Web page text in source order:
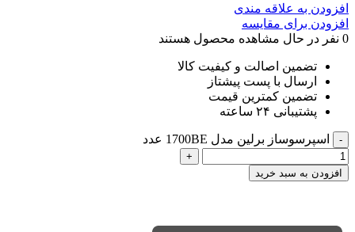
افزودن به علاقه مندی
افزودن برای مقایسه
0 نفر در حال مشاهده محصول هستند
تضمین اصالت و کیفیت کالا
ارسال با پست پیشتاز
تضمین کمترین قیمت
پشتیبانی ۲۴ ساعته
اسپرسوساز برلین مدل 1700BE عدد
افزودن به سبد خرید